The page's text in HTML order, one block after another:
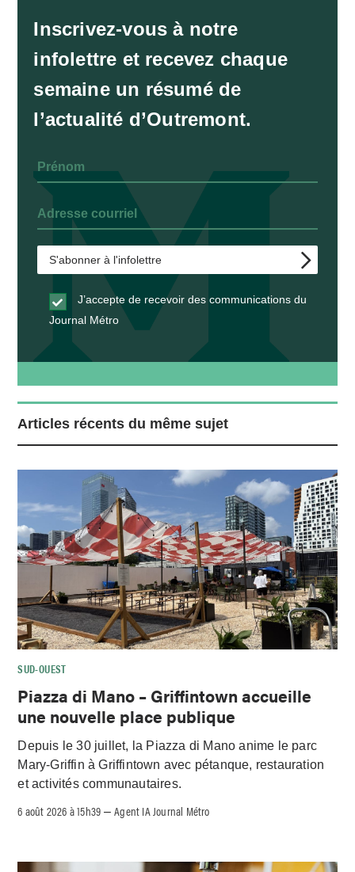
Inscrivez-vous à notre
infolettre et recevez chaque
semaine un résumé de
l’actualité d’Outremont.
J’accepte de recevoir des communications du
Journal Métro
Articles récents du même sujet
SUD-OUEST
Piazza di Mano – Griffintown accueille
une nouvelle place publique
Depuis le 30 juillet, la Piazza di Mano anime le parc
Mary-Griffin à Griffintown avec pétanque, restauration
et activités communautaires.
6 août 2026 à 15h39 –Agent IA Journal Métro